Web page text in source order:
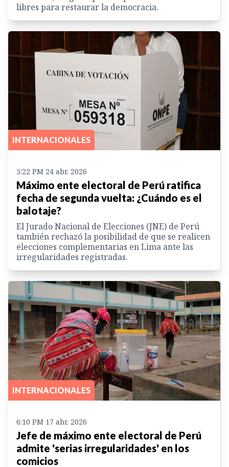
libres para restaurar la democracia.
INTERNACIONALES
5:22 PM 24 abr. 2026
Máximo ente electoral de Perú ratifica
fecha de segunda vuelta: ¿Cuándo es el
balotaje?
El Jurado Nacional de Elecciones (JNE) de Perú
también rechazó la posibilidad de que se realicen
elecciones complementarias en Lima ante las
irregularidades registradas.
INTERNACIONALES
6:10 PM 17 abr. 2026
Jefe de máximo ente electoral de Perú
admite 'serias irregularidades' en los
comicios